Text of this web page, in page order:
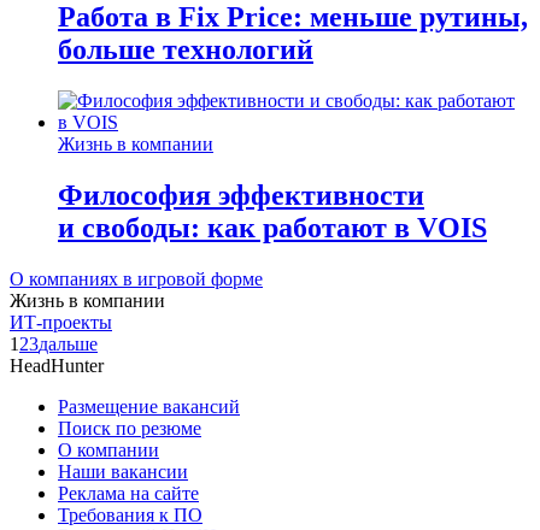
Работа в Fix Price: меньше рутины,
больше технологий
Жизнь в компании
Философия эффективности
и свободы: как работают в VOIS
О компаниях в игровой форме
Жизнь в компании
ИТ-проекты
1 23дальше
HeadHunter
Размещение вакансий
Поиск по резюме
О компании
Наши вакансии
Реклама на сайте
Требования к ПО